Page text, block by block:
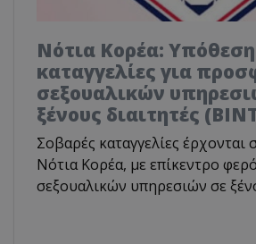
Νότια Κορέα:
καταγγελίες για
σεξουαλικών
ξένους διαιτητές
Σοβαρές καταγγελίες έρχονται
Νότια Κορέα, με επίκεντρο
σεξουαλικών υπηρεσιών σε